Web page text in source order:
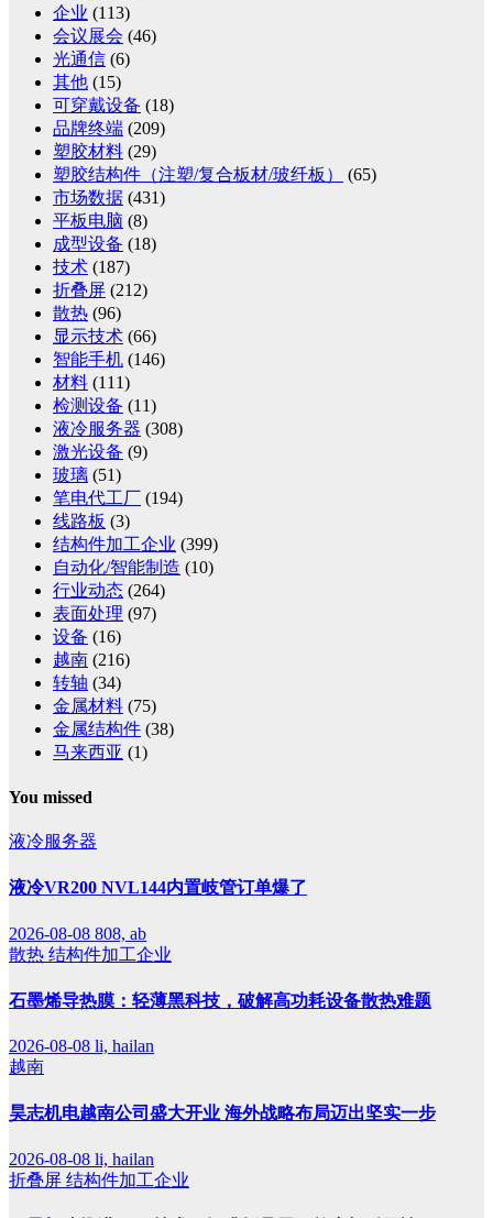
企业 (113)
会议展会 (46)
光通信 (6)
其他 (15)
可穿戴设备 (18)
品牌终端 (209)
塑胶材料 (29)
塑胶结构件（注塑/复合板材/玻纤板）
(65)
市场数据 (431)
平板电脑 (8)
成型设备 (18)
技术 (187)
折叠屏 (212)
散热 (96)
显示技术 (66)
智能手机 (146)
材料 (111)
检测设备 (11)
液冷服务器 (308)
激光设备 (9)
玻璃 (51)
笔电代工厂 (194)
线路板 (3)
结构件加工企业 (399)
自动化/智能制造 (10)
行业动态 (264)
表面处理 (97)
设备 (16)
越南 (216)
转轴 (34)
金属材料 (75)
金属结构件 (38)
马来西亚 (1)
You missed
液冷服务器
液冷VR200 NVL144内置岐管订单爆了
2026-08-08 808, ab
散热 结构件加工企业
石墨烯导热膜：轻薄黑科技，破解高功耗设备散热难题
2026-08-08 li, hailan
越南
昊志机电越南公司盛大开业 海外战略布局迈出坚实一步
2026-08-08 li, hailan
折叠屏 结构件加工企业